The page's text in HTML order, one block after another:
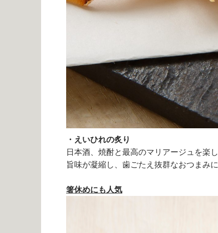
・えいひれの炙り
日本酒、焼酎と最高のマリアージュを楽
旨味が凝縮し、歯ごたえ抜群なおつまみ
箸休めにも人気